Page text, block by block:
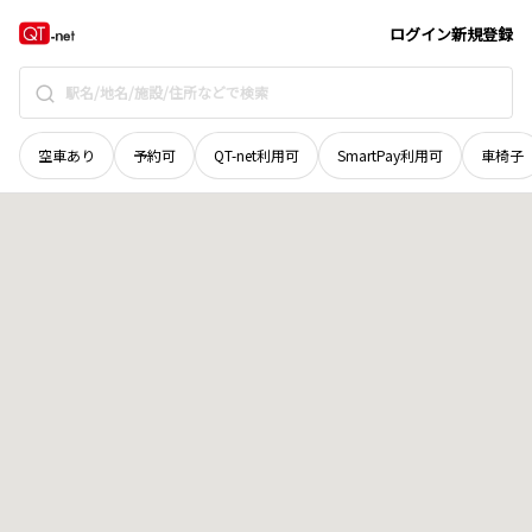
ログイン新規登録
空車あり 予約可 QT-net利用可 SmartPay利用可 車椅子
北海道